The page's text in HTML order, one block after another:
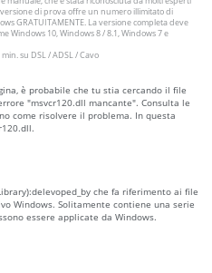
di prova offre un numero illimitato di
GRATUITAMENTE. La versione completa deve
Windows 10, Windows 8 / 8.1, Windows 7 e
su DSL / ADSL / Cavo
è probabile che tu stia cercando il file
"msvcr120.dll mancante". Consulta le
come risolvere il problema. In questa
che fa riferimento ai file
Windows. Solitamente contiene una serie
essere applicate da Windows.